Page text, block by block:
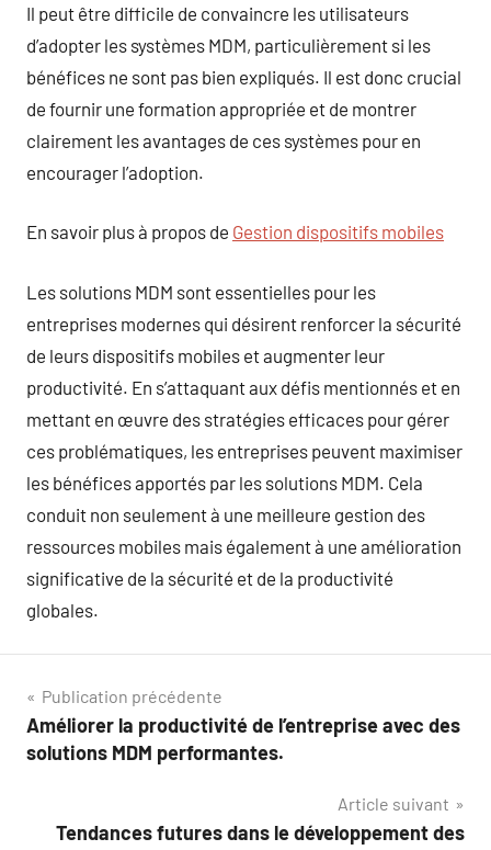
Il peut être difficile de convaincre les utilisateurs
d’adopter les systèmes MDM, particulièrement si les
bénéfices ne sont pas bien expliqués. Il est donc crucial
de fournir une formation appropriée et de montrer
clairement les avantages de ces systèmes pour en
encourager l’adoption.
En savoir plus à propos de Gestion dispositifs mobiles
Les solutions MDM sont essentielles pour les
entreprises modernes qui désirent renforcer la sécurité
de leurs dispositifs mobiles et augmenter leur
productivité. En s’attaquant aux défis mentionnés et en
mettant en œuvre des stratégies efficaces pour gérer
ces problématiques, les entreprises peuvent maximiser
les bénéfices apportés par les solutions MDM. Cela
conduit non seulement à une meilleure gestion des
ressources mobiles mais également à une amélioration
significative de la sécurité et de la productivité
globales.
Navigation
de
Publication précédente
Améliorer la productivité de l’entreprise avec des
solutions MDM performantes.
Article suivant
Tendances futures dans le développement des